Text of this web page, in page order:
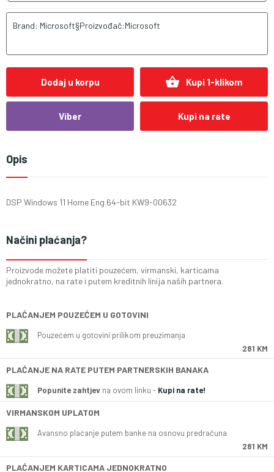
Brand: Microsoft§Proizvođač:Microsoft
Dodaj u korpu shopping_basket Kupi 1-klikom
Viber Kupi na rate
Opis
DSP Windows 11 Home Eng 64-bit KW9-00632
Načini plaćanja?
Proizvode možete platiti pouzećem, virmanski, karticama
jednokratno, na rate i putem kreditnih linija naših partnera.
PLAĆANJEM POUZEĆEM U GOTOVINI
Pouzećem u gotovini prilikom preuzimanja
281 KM
PLAĆANJE NA RATE PUTEM PARTNERSKIH BANAKA
Popunite zahtjev na ovom linku - Kupi na rate!
VIRMANSKOM UPLATOM
Avansno plaćanje putem banke na osnovu predračuna
281 KM
PLAĆANJEM KARTICAMA JEDNOKRATNO